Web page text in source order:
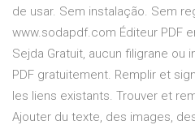
de usar. Sem instalação. Sem
www.sodapdf.com Éditeur PDF
Sejda Gratuit, aucun filigrane ou
PDF gratuitement. Remplir et
les liens existants. Trouver et
Ajouter du texte, des images,